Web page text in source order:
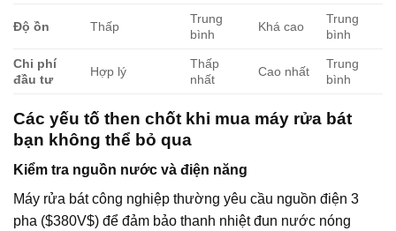
Độ ồn Thấp
Trung
bình
Khá cao
Trung
bình
Chi phí
đầu tư
Hợp lý
Thấp
nhất
Cao nhất
Trung
bình
Các yếu tố then chốt khi mua máy rửa bát
bạn không thể bỏ qua
Kiểm tra nguồn nước và điện năng
Máy rửa bát công nghiệp thường yêu cầu nguồn điện 3
pha ($380V$) để đảm bảo thanh nhiệt đun nước nóng